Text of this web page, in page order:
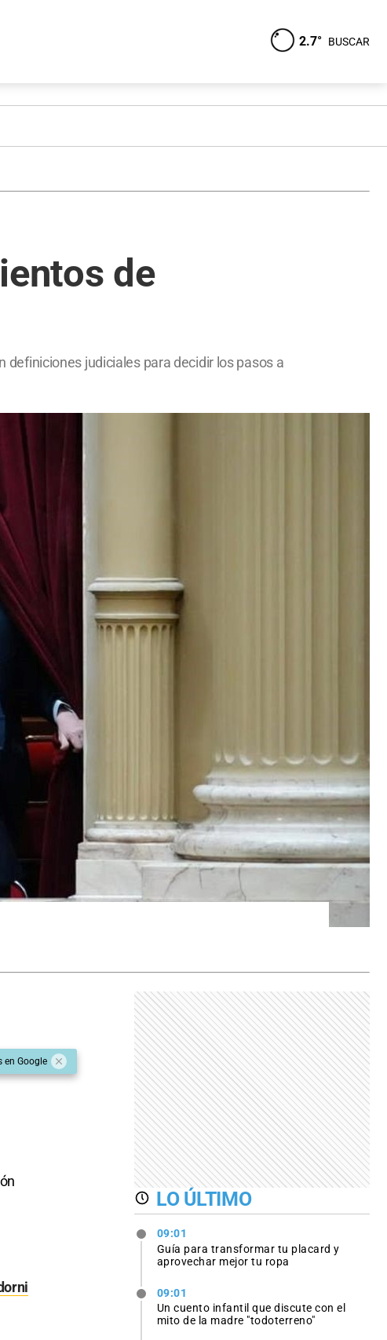
2.7° BUSCAR
de
judiciales para decidir los pasos a
en Google
LO ÚLTIMO
09:01
Guía para transformar tu placard y
aprovechar mejor tu ropa
09:01
Un cuento infantil que discute con el
mito de la madre "todoterreno"